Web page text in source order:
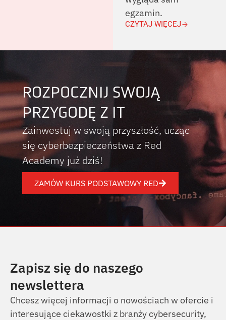
egzamin.
CZYTAJ WIĘCEJ
ROZPOCZNIJ SWOJĄ
PRZYGODĘ Z IT
Zainwestuj w swoją przyszłość, ucząc
się cyberbezpieczeństwa z Red
Academy już dziś!
ZAMÓW KURS PODSTAWOWY RED
Zapisz się do naszego
newslettera
Chcesz więcej informacji o nowościach w ofercie i
interesujące ciekawostki z branży cybersecurity,